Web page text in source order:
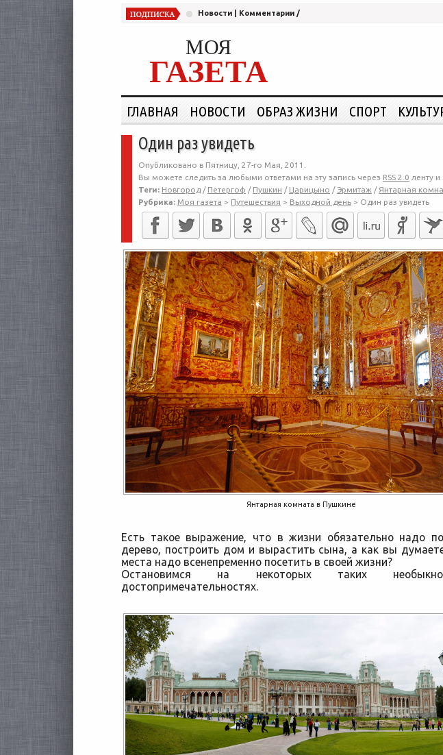
Новости Комментарии /
МОЯ
ГАЗЕТА
ГЛАВНАЯ НОВОСТИ ОБРАЗ ЖИЗНИ СПОРТ
Один раз увидеть
Опубликовано в Пятницу, 27-го Мая, 2011.
Вы можете следить за любыми ответами на эту запись через RSS 2.0 ленту и
Теги: Новгород / Петергоф / Пушкин / Царицыно / Эрмитаж / Янтарная
Рубрика: Моя газета > Путешествия > Выходной день > Один раз увидеть
Янтарная комната в Пушкине
Есть такое выражение, что в жизни обязательно надо
дерево, построить дом и вырастить сына, а как вы
места надо всенепременно посетить в своей жизни?
Остановимся на некоторых таких
достопримечательностях.